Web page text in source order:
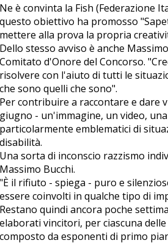
Ne è convinta la Fish (Federazione
questo obiettivo ha promosso
mettere alla prova la propria
Dello stesso avviso è anche
Comitato d'Onore del Concorso.
risolvere con l'aiuto di tutti le
che sono quelli che sono".
Per contribuire a raccontare e dare
giugno - un'immagine, un video,
particolarmente emblematici di
disabilità.
Una sorta di inconscio razzismo
Massimo Bucchi.
"È il rifiuto - spiega - puro e
essere coinvolti in qualche tipo di
Restano quindi ancora poche
elaborati vincitori, per ciascuna
composto da esponenti di primo